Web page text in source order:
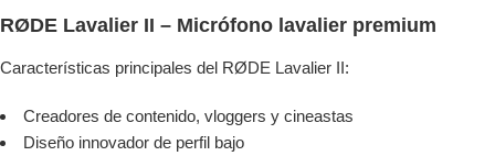
RØDE Lavalier II – Micrófono lavalier premium
Características principales del RØDE Lavalier II:
Creadores de contenido, vloggers y cineastas
Diseño innovador de perfil bajo